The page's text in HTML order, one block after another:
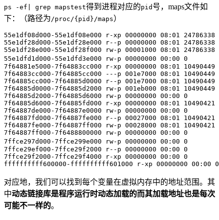
ps -ef| grep mapstest得到进程对应的pid 号，maps文件如
下：（路径为/proc/{pid}/maps ）
55e1df08d000-55e1df08e000 r-xp 00000000 08:01
55e1df28d000-55e1df28e000 r--p 00000000 08:01
55e1df28e000-55e1df28f000 rw-p 00001000 08:01
55e1dfd1d000-55e1dfd3e000 rw-p 00000000 00:00 0
7f64881e5000-7f64883cc000 r-xp 00000000 08:01
7f64883cc000-7f64885cc000 ---p 001e7000 08:01
7f64885cc000-7f64885d0000 r--p 001e7000 08:01
7f64885d0000-7f64885d2000 rw-p 001eb000 08:01
7f64885d2000-7f64885d6000 rw-p 00000000 00:00 0
7f64885d6000-7f64885fd000 r-xp 00000000 08:01
7f64887de000-7f64887e0000 rw-p 00000000 00:00 0
7f64887fd000-7f64887fe000 r--p 00027000 08:01
7f64887fe000-7f64887ff000 rw-p 00028000 08:01
7f64887ff000-7f6488800000 rw-p 00000000 00:00 0
7ffce297d000-7ffce299e000 rw-p 00000000 00:00 0
7ffce29ef000-7ffce29f2000 r--p 00000000 00:00 0
7ffce29f2000-7ffce29f4000 r-xp 00000000 00:00 0
对应地，我们可以找到每个变量在虚拟内存中的地址范围。其
中动态链接库是程序运行时动态加载的而其加载地址也是每次
可能不一样的。